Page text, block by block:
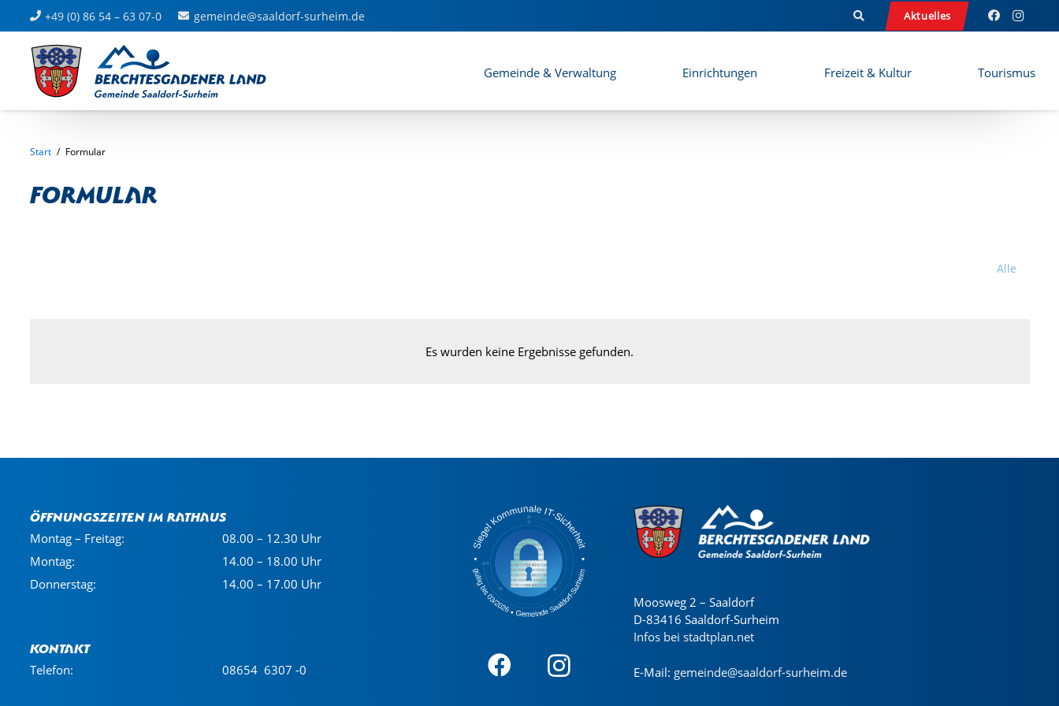
+49 (0) 86 54 – 63 07-0 gemeinde@saaldorf-surheim.de Aktuelles
Gemeinde & Verwaltung Einrichtungen Freizeit & Kultur Tourismus
Start / Formular
Formular
Alle
Es wurden keine Ergebnisse gefunden.
Öffnungszeiten im Rathaus
Montag – Freitag:
08.00 – 12.30 Uhr
Montag:
14.00 – 18.00 Uhr
Donnerstag:
14.00 – 17.00 Uhr
Kontakt
Telefon: 08654 6307 -0
Moosweg 2 – Saaldorf
D-83416 Saaldorf-Surheim
Infos bei stadtplan.net
E-Mail: gemeinde@saaldorf-surheim.de